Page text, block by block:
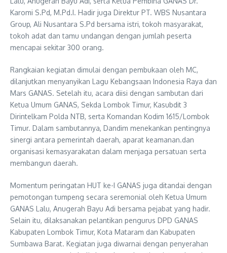
Karomi S.Pd, M.Pd.I. Hadir juga Direktur PT. WBS Nusantara
Group, Ali Nusantara S.Pd bersama istri, tokoh masyarakat,
tokoh adat dan tamu undangan dengan jumlah peserta
mencapai sekitar 300 orang.
Rangkaian kegiatan dimulai dengan pembukaan oleh MC,
dilanjutkan menyanyikan Lagu Kebangsaan Indonesia Raya dan
Mars GANAS. Setelah itu, acara diisi dengan sambutan dari
Ketua Umum GANAS, Sekda Lombok Timur, Kasubdit 3
Dirintelkam Polda NTB, serta Komandan Kodim 1615/Lombok
Timur. Dalam sambutannya, Dandim menekankan pentingnya
sinergi antara pemerintah daerah, aparat keamanan.dan
organisasi kemasyarakatan dalam menjaga persatuan serta
membangun daerah.
Momentum peringatan HUT ke-I GANAS juga ditandai dengan
pemotongan tumpeng secara seremonial oleh Ketua Umum
GANAS Lalu, Anugerah Bayu Adi bersama pejabat yang hadir.
Selain itu, dilaksanakan pelantikan pengurus DPD GANAS
Kabupaten Lombok Timur, Kota Mataram dan Kabupaten
Sumbawa Barat. Kegiatan juga diwarnai dengan penyerahan